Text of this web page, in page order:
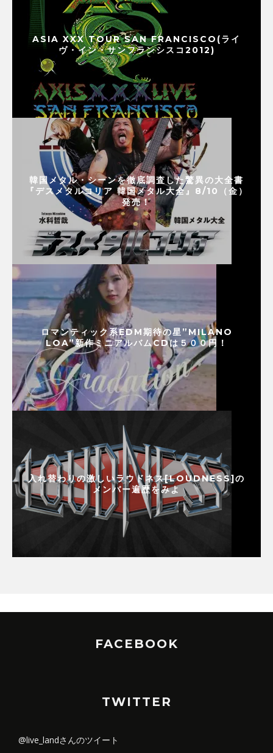
ASIA XXX TOUR SAN FRANCISCO(ライ
ヴ・イン・サンフランシスコ2012)
韓国メタル・シーンを徹底調査した驚異の大全書
『デスメタルコリア 韓国メタル大全』8/10（金）
発売！
ロマンティック系EDM期待の星”MILANO
LOA”新作ミニアルバムCDは５００円！
入れ替わりの激しいラウドネス[LOUDNESS]の
メンバー遍歴をみよ
FACEBOOK
TWITTER
@live_landさんのツイート